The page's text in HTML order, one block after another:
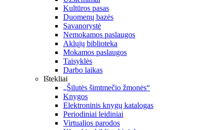
Kultūros pasas
Duomenų bazės
Savanorystė
Nemokamos paslaugos
Aklųjų biblioteka
Mokamos paslaugos
Taisyklės
Darbo laikas
Ištekliai
„Šilutės šimtmečio žmonės“
Knygos
Elektroninis knygų katalogas
Periodiniai leidiniai
Virtualios parodos